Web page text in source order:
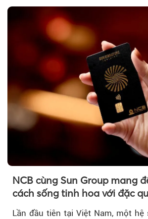
vàng thế giới bứt phá lên mức
một tháng.
NCB cùng Sun Group mang
cách sống tinh hoa với đặc
đầu Việt Nam
Lần đầu tiên tại Việt Nam, một